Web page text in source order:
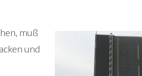
muß
und